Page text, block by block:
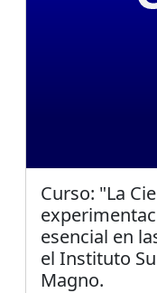
Curso: "La
esencial en
el Instituto
Magno.